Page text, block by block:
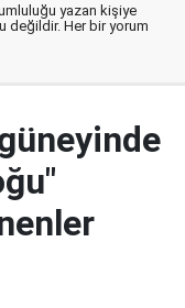
yazan kişiye
değildir. Her bir yorum